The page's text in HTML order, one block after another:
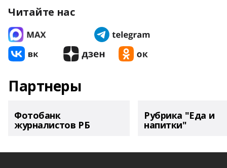
Читайте нас
Партнеры
Фотобанк
журналистов РБ
Рубрика "Еда и
напитки"